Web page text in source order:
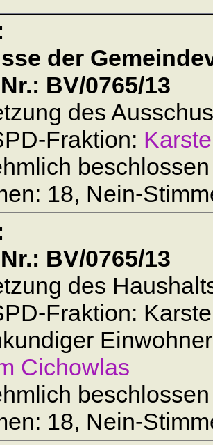
der
BV/0765/13
des
Fraktion:
beschlossen
18, Nein-
BV/0765/13
des
Fraktion:
Cichowlas
beschlossen
18, Nein-